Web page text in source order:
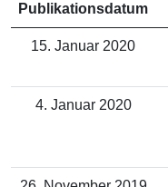
Publikationsdatum
15. Januar 2020
4. Januar 2020